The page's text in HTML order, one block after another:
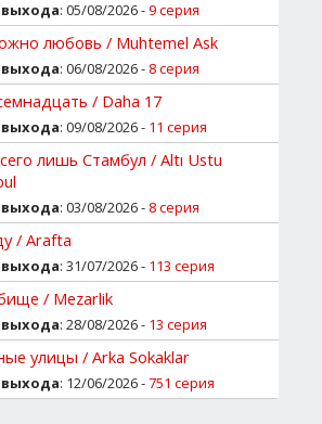
: 05/08/2026 -9 серия
любовь / Muhtemel Ask
: 06/08/2026 - 8 серия
/ Daha 17
: 09/08/2026 - 11 серия
лишь Стамбул / Altı Ustu
: 03/08/2026 - 8 серия
/ Arafta
: 31/07/2026 - 113 серия
/ Mezarlik
: 28/08/2026 - 13 серия
улицы / Arka Sokaklar
: 12/06/2026 -751 серия